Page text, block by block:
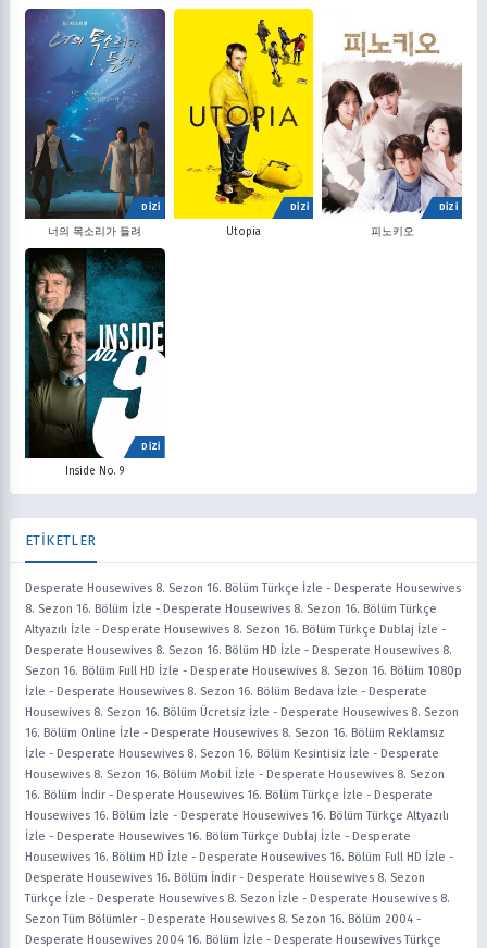
DİZİ
너의 목소리가 들려
DİZİ
Utopia
DİZİ
피노키오
DİZİ
Inside No. 9
ETİKETLER
Desperate Housewives 8. Sezon 16. Bölüm Türkçe İzle - Desperate Housewives
8. Sezon 16. Bölüm İzle - Desperate Housewives 8. Sezon 16. Bölüm Türkçe
Altyazılı İzle - Desperate Housewives 8. Sezon 16. Bölüm Türkçe Dublaj İzle -
Desperate Housewives 8. Sezon 16. Bölüm HD İzle - Desperate Housewives 8.
Sezon 16. Bölüm Full HD İzle - Desperate Housewives 8. Sezon 16. Bölüm 1080p
İzle - Desperate Housewives 8. Sezon 16. Bölüm Bedava İzle - Desperate
Housewives 8. Sezon 16. Bölüm Ücretsiz İzle - Desperate Housewives 8. Sezon
16. Bölüm Online İzle - Desperate Housewives 8. Sezon 16. Bölüm Reklamsız
İzle - Desperate Housewives 8. Sezon 16. Bölüm Kesintisiz İzle - Desperate
Housewives 8. Sezon 16. Bölüm Mobil İzle - Desperate Housewives 8. Sezon
16. Bölüm İndir - Desperate Housewives 16. Bölüm Türkçe İzle - Desperate
Housewives 16. Bölüm İzle - Desperate Housewives 16. Bölüm Türkçe Altyazılı
İzle - Desperate Housewives 16. Bölüm Türkçe Dublaj İzle - Desperate
Housewives 16. Bölüm HD İzle - Desperate Housewives 16. Bölüm Full HD İzle -
Desperate Housewives 16. Bölüm İndir - Desperate Housewives 8. Sezon
Türkçe İzle - Desperate Housewives 8. Sezon İzle - Desperate Housewives 8.
Sezon Tüm Bölümler - Desperate Housewives 8. Sezon 16. Bölüm 2004 -
Desperate Housewives 2004 16. Bölüm İzle - Desperate Housewives Türkçe